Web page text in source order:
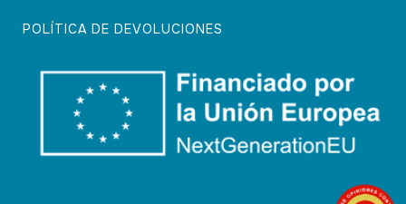
POLÍTICA DE DEVOLUCIONES